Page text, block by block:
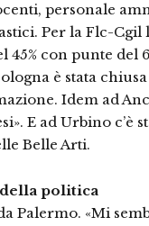
personale
Per la Flc-Cgil
45% con punte del
è stata
Idem ad
E ad Urbino c’è
Belle Arti.
politica
Palermo. «Mi